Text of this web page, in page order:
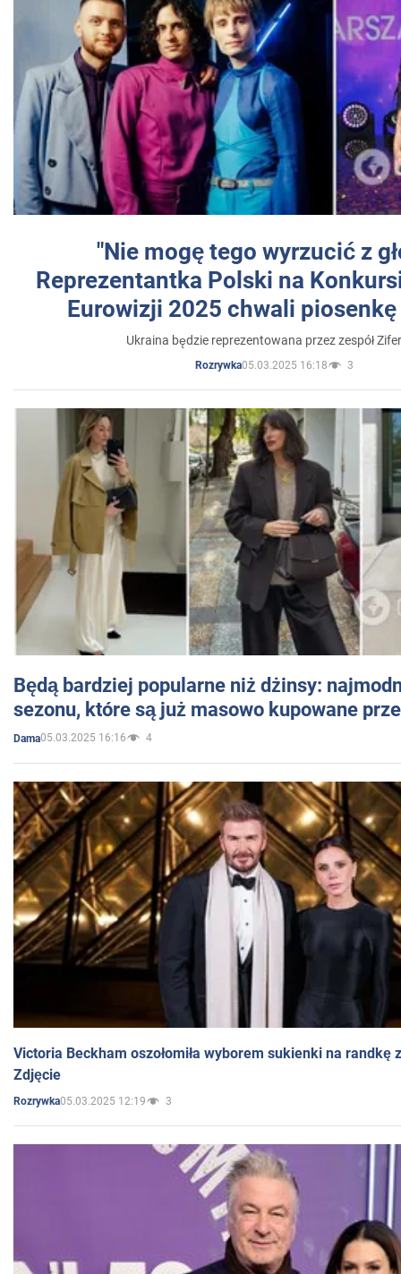
"Nie mogę tego wyrzucić z
Reprezentantka Polski na
Eurowizji 2025 chwali
Ukraina będzie reprezentowana przez zespół
Rozrywka05.03.2025 16:18 3
Będą bardziej popularne niż dżinsy:
sezonu, które są już masowo kupowane
Dama05.03.2025 16:16 4
Victoria Beckham oszołomiła wyborem sukienki na randkę
Zdjęcie
Rozrywka05.03.2025 12:19 3